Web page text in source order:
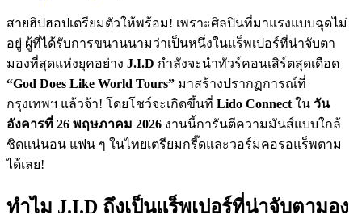
สายฮิปฮอปเตรียมตัวให้พร้อม! เพราะศิลปินที่มาแรงแบบฉุดไม่
อยู่ ผู้ที่ได้รับการขนานนามว่าเป็นหนึ่งในแร็พเปอร์ที่น่าจับตา
มองที่สุดแห่งยุคอย่าง J.I.D กำลังจะนำทัวร์คอนเสิร์ตสุดเดือด
“God Does Like World Tours” มาสร้างปรากฏการณ์ที่
กรุงเทพฯ แล้วจ้า! โดยโชว์จะเกิดขึ้นที่ Lido Connect ใน วัน
อังคารที่ 26 พฤษภาคม 2026 งานนี้การันตีความมันส์แบบใกล้
ชิดแน่นอน แฟน ๆ ในไทยเตรียมกรี๊ดและวอร์มคอรอแร็พตาม
ได้เลย!
ทำไม J.I.D ถึงเป็นแร็พเปอร์ที่น่าจับตามอง